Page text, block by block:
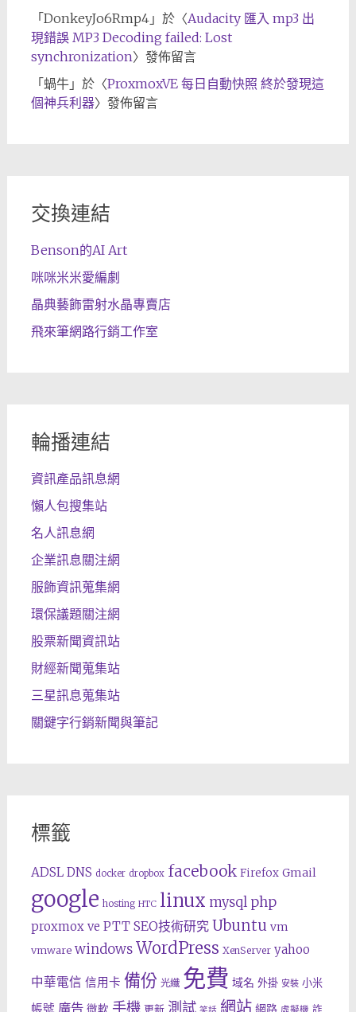
「 DonkeyJo6Rmp4」於〈Audacity 匯入 mp3 出
現錯誤 MP3 Decoding failed: Lost
synchronization〉發佈留言
「 蝸牛」於〈ProxmoxVE 每日自動快照 終於發現這
個神兵利器〉發佈留言
交換連結
Benson的AI Art
咪咪米米愛編劇
晶典藝飾雷射水晶專賣店
飛來筆網路行銷工作室
輪播連結
資訊產品訊息網
懶人包搜集站
名人訊息網
企業訊息關注網
服飾資訊蒐集網
環保議題關注網
股票新聞資訊站
財經新聞蒐集站
三星訊息蒐集站
關鍵字行銷新聞與筆記
標籤
ADSL DNS docker dropbox facebook Firefox Gmail
google hosting HTC linux mysql php
proxmox ve PTT SEO技術研究 Ubuntu vm
vmware windows WordPress XenServer yahoo
中華電信 信用卡 備份 光纖 免費 域名 外掛 安裝 小米
帳號 廣告 微軟 手機 更新 測試 網站 網路 虛擬機 詐